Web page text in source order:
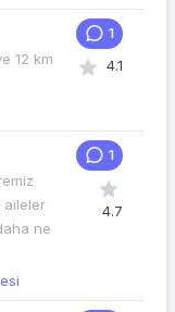
12 km
1
4.1
aileler
ne
1
4.7